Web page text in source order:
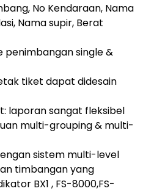
No Kendaraan, Nama
Nama supir, Berat
penimbangan single &
tiket dapat didesain
laporan sangat fleksibel
multi-grouping & multi-
sistem multi-level
timbangan yang
BX1 , FS-8000,FS-